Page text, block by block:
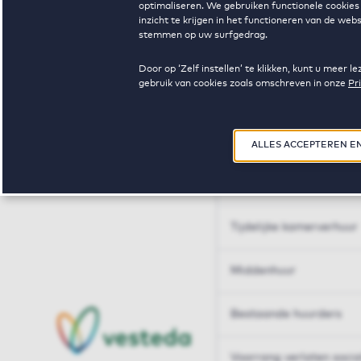
optimaliseren. We gebruiken functionele
inzicht te krijgen in het functioneren van de
stemmen op uw surfgedrag.
Door op ‘Zelf instellen’ te klikken, kunt u meer
gebruik van cookies zoals omschreven in onze
ALLES ACCEPTEREN
Huren op maat
Tijdelijke kamerverhuur
Middenhuur
Bestaande huurders
Voorrang verlaten